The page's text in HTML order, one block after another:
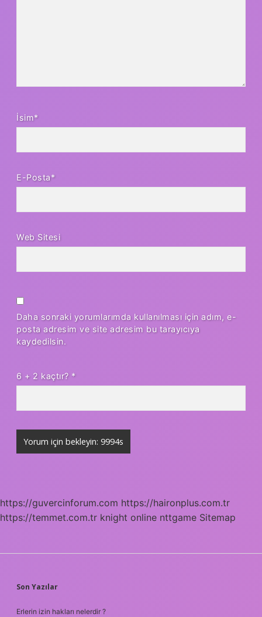
İsim*
E-Posta*
Web Sitesi
Daha sonraki yorumlarımda kullanılması için adım, e-
posta adresim ve site adresim bu tarayıcıya
kaydedilsin.
6 + 2 kaçtır? *
https://guvercinforum.com https://haironplus.com.tr
https://temmet.com.tr knight online nttgame Sitemap
SIDEBAR
Son Yazılar
Erlerin izin hakları nelerdir ?